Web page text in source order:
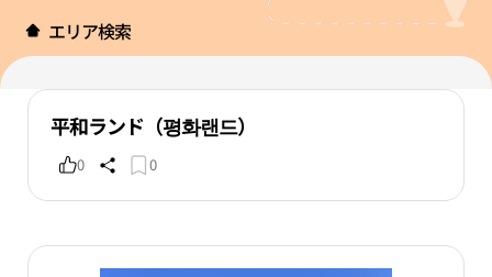
エリア検索
平和ランド（평화랜드）
0 0